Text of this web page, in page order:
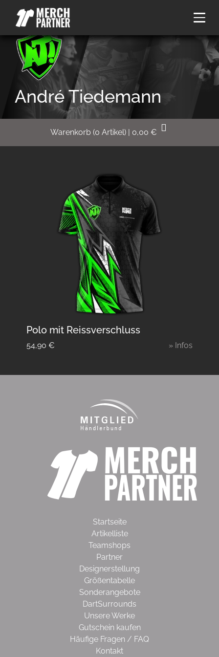
André Tiedemann
Warenkorb (0 Artikel) | 0,00 €
Polo mit Reissverschluss
54,90 € » Infos
Startseite
Artikelliste
Teamshops
Partner
Designerstellung
Größentabelle
Sonderangebote
DartSurrounds
Unsere Werke
Gutschein kaufen
Häufige Fragen / FAQ
Kontakt